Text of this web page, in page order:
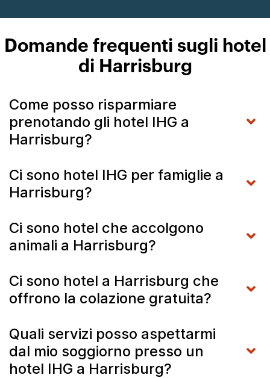
Domande frequenti sugli hotel
di Harrisburg
Come posso risparmiare
prenotando gli hotel IHG a
Harrisburg?
Ci sono hotel IHG per famiglie a
Harrisburg?
Ci sono hotel che accolgono
animali a Harrisburg?
Ci sono hotel a Harrisburg che
offrono la colazione gratuita?
Quali servizi posso aspettarmi
dal mio soggiorno presso un
hotel IHG a Harrisburg?